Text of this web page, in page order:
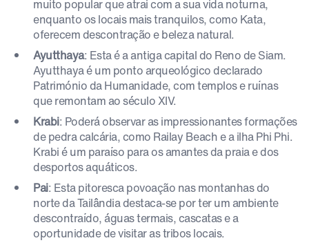
muito popular que atrai com a sua vida noturna,
enquanto os locais mais tranquilos, como Kata,
oferecem descontração e beleza natural.
Ayutthaya: Esta é a antiga capital do Reno de Siam.
Ayutthaya é um ponto arqueológico declarado
Património da Humanidade, com templos e ruínas
que remontam ao século XIV.
Krabi: Poderá observar as impressionantes formações
de pedra calcária, como Railay Beach e a ilha Phi Phi.
Krabi é um paraíso para os amantes da praia e dos
desportos aquáticos.
Pai: Esta pitoresca povoação nas montanhas do
norte da Tailândia destaca-se por ter um ambiente
descontraído, águas termais, cascatas e a
oportunidade de visitar as tribos locais.